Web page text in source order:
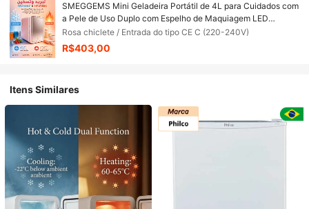
SMEGGEMS Mini Geladeira Portátil de 4L para Cuidados com
a Pele de Uso Duplo com Espelho de Maquiagem LED
Ajustável, Função Dupla de Frio e Calor, Adequada para
Armazenamento de Cosméticos, Lanches e Bebidas, Uso em
Quarto, Escritório e Carro
Rosa chiclete / Entrada do tipo CE C (220-240V)
R$403,00
Itens Similares